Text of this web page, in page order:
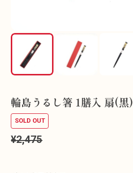
輪島うるし箸 1膳入 扇(黒)
¥2,475
SOLD OUT